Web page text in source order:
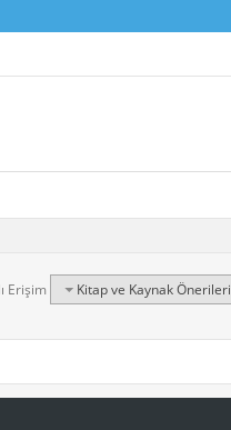
Erişim Kitap ve Kaynak Önerileri